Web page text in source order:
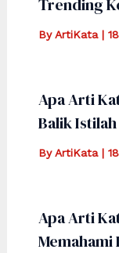
ByArtiKata |
Apa Arti
Balik
ByArtiKata |
Apa Arti